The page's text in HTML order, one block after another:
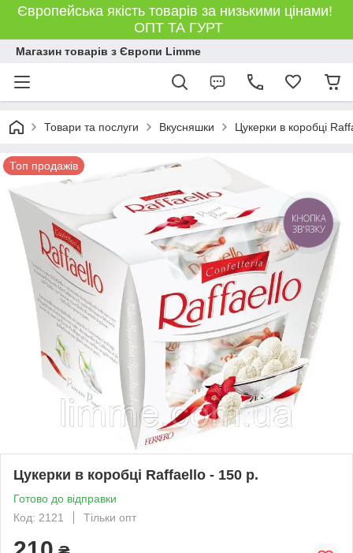
Європейська якість товарів за низькими цінами!
ОПТ ТА ГУРТ
Магазин товарів з Європи Limme
Товари та послуги Вкусняшки Цукерки в коробці
Топ продажів
Цукерки в коробці Raffaello - 150 р.
Готово до відправки
Код: 2121
Тільки опт
КНОПКА
ЗВ'ЯЗКУ